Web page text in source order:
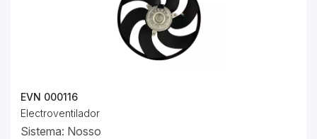
EVN 000116
Electroventilador
Sistema: Nosso